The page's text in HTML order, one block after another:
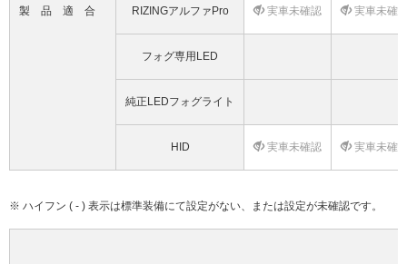
製品適合 RIZINGアルファPro 実車未確認 実車未確
フォグ専用LED
純正LEDフォグライト
HID 実車未確認 実車未確
※ ハイフン ( - ) 表示は標準装備にて設定がない、または設定が未確認です。